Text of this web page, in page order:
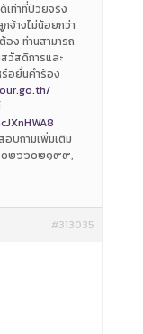
ท่าที่ป่วยจริง
จ้างไม่น้อยกว่า
อง ท่านสามารถ
วัสดิการและ
อยื่นคำร้อง
บถามเพิ่มเติม
๐๒๖๖๐๒๑๙๙,
#313035